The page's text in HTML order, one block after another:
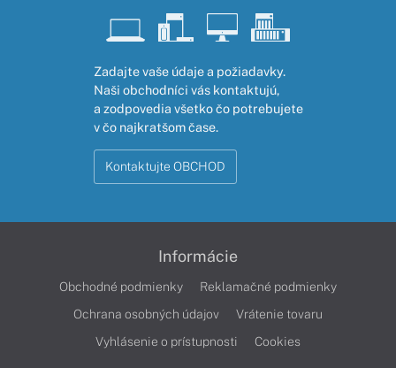
Zadajte vaše údaje a požiadavky.
Naši obchodníci vás kontaktujú,
a zodpovedia všetko čo potrebujete
v čo najkratšom čase.
Kontaktujte OBCHOD
Informácie
Obchodné podmienky
Reklamačné podmienky
Ochrana osobných údajov
Vrátenie tovaru
Vyhlásenie o prístupnosti
Cookies